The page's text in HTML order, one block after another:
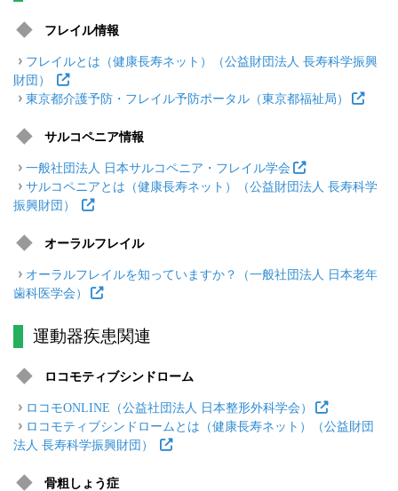
フレイル情報
フレイルとは（健康長寿ネット）（公益財団法人 長寿科学振興
財団）
東京都介護予防・フレイル予防ポータル（東京都福祉局）
サルコペニア情報
一般社団法人 日本サルコペニア・フレイル学会
サルコペニアとは（健康長寿ネット）（公益財団法人 長寿科学
振興財団）
オーラルフレイル
オーラルフレイルを知っていますか？（一般社団法人 日本老年
歯科医学会）
運動器疾患関連
ロコモティブシンドローム
ロコモONLINE（公益社団法人 日本整形外科学会）
ロコモティブシンドロームとは（健康長寿ネット）（公益財団
法人 長寿科学振興財団）
骨粗しょう症